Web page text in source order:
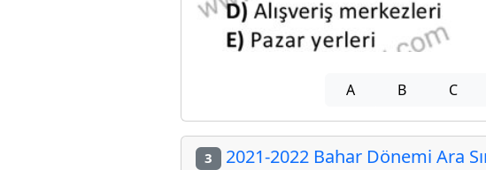
A B C
3 2021-2022 Bahar Dönemi Ara